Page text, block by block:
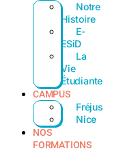
Notre
Histoire
E-
ESiD
La
Vie
Étudiante
CAMPUS
Fréjus
Nice
NOS
FORMATIONS